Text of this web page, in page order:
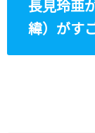
長見玲亜
緯）がす